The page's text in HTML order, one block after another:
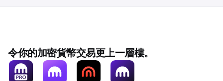
令你的加密貨幣交易更上一層樓。